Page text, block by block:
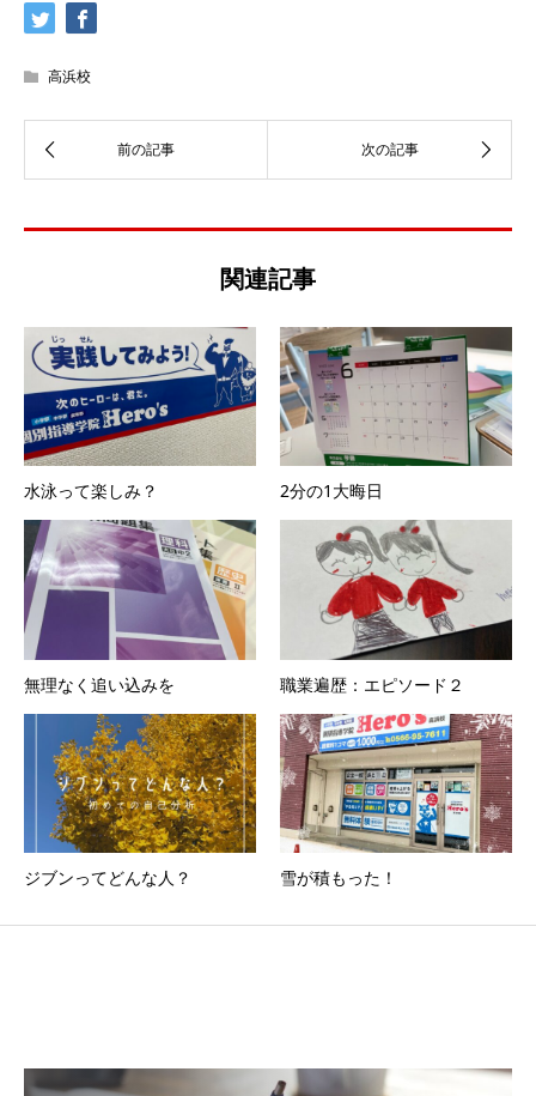
高浜校
関連記事
水泳って楽しみ？ 2分の1大晦日
無理なく追い込みを 職業遍歴：エピソード２
ジブンってどんな人？ 雪が積もった！